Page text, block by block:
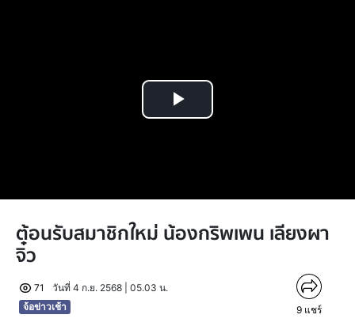
Play
ต้อนรับสมาชิกใหม่ น้องกริพเพน เลียงผา
จิ๋ว
71
วันที่ 4 ก.ย. 2568 | 05.03 น.
จ้อข่าวเช้า
9 แชร์